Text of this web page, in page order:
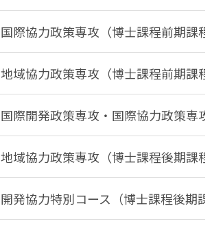
国際協力政策専攻（博士課程前期課
地域協力政策専攻（博士課程前期課
国際開発政策専攻・国際協力政策専
地域協力政策専攻（博士課程後期課
開発協力特別コース（博士課程後期